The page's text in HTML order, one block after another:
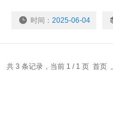
时间： 2025-06-04
共 3 条记录，当前 1 / 1 页 首